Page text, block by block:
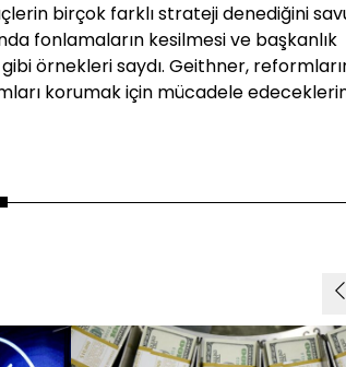
birçok farklı strateji denediğini
fonlamaların kesilmesi ve başkanlık
örnekleri saydı. Geithner,
korumak için mücadele